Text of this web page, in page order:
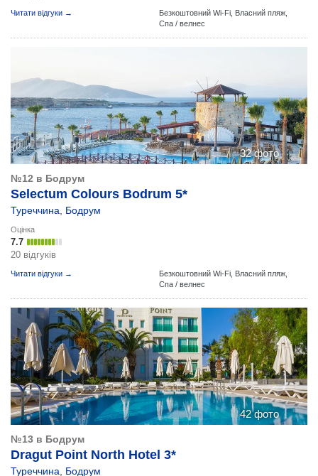
Читати відгуки → Безкоштовний Wi-Fi, Власний пляж,
Спа / велнес
32 фото
№12 в Бодрум
Selectum Colours Bodrum 5*
Туреччина Бодрум
Оцінка
7.7
20 відгуків
Читати відгуки → Безкоштовний Wi-Fi, Власний пляж,
Спа / велнес
42 фото
№13 в Бодрум
Dragut Point North Hotel 3*
Туреччина Бодрум